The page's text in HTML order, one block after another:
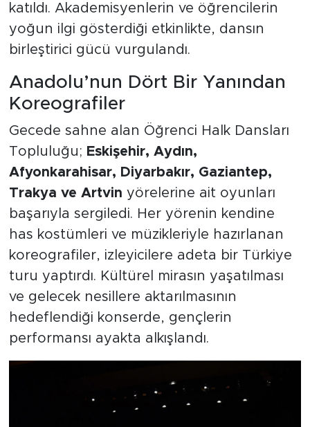
katıldı. Akademisyenlerin ve öğrencilerin
yoğun ilgi gösterdiği etkinlikte, dansın
birleştirici gücü vurgulandı.
Anadolu’nun Dört Bir Yanından
Koreografiler
Gecede sahne alan Öğrenci Halk Dansları
Topluluğu; Eskişehir, Aydın,
Afyonkarahisar, Diyarbakır, Gaziantep,
Trakya ve Artvin yörelerine ait oyunları
başarıyla sergiledi. Her yörenin kendine
has kostümleri ve müzikleriyle hazırlanan
koreografiler, izleyicilere adeta bir Türkiye
turu yaptırdı. Kültürel mirasın yaşatılması
ve gelecek nesillere aktarılmasının
hedeflendiği konserde, gençlerin
performansı ayakta alkışlandı.